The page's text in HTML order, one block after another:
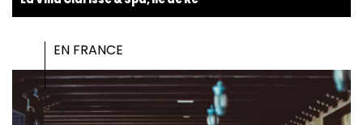
EN FRANCE